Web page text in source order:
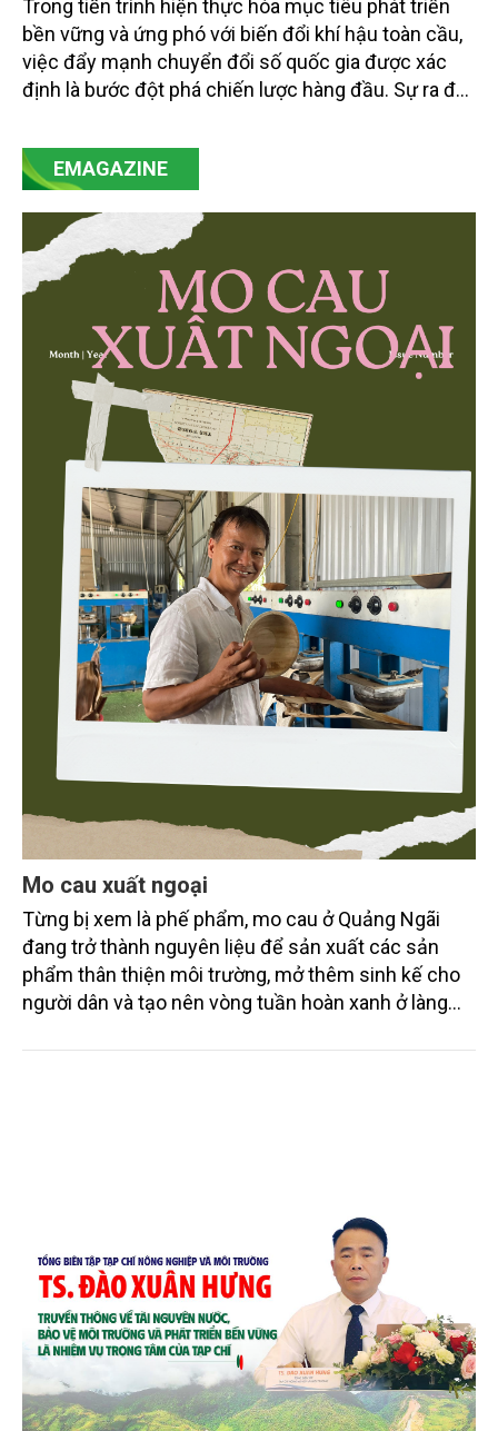
Trong tiến trình hiện thực hóa mục tiêu phát triển
bền vững và ứng phó với biến đổi khí hậu toàn cầu,
việc đẩy mạnh chuyển đổi số quốc gia được xác
định là bước đột phá chiến lược hàng đầu. Sự ra đời
mạnh mẽ, thúc đẩy quá trình cải cách toàn diện,
minh bạch hóa chuỗi cung ứng và nâng cao hiệu
then chốt là nông nghiệp và môi trường.
EMAGAZINE
Mo cau xuất ngoại
Từng bị xem là phế phẩm, mo cau ở Quảng Ngãi
đang trở thành nguyên liệu để sản xuất các sản
phẩm thân thiện môi trường, mở thêm sinh kế cho
người dân và tạo nên vòng tuần hoàn xanh ở làng
chén, dĩa... từ mo cau đã được thị trường trong nước